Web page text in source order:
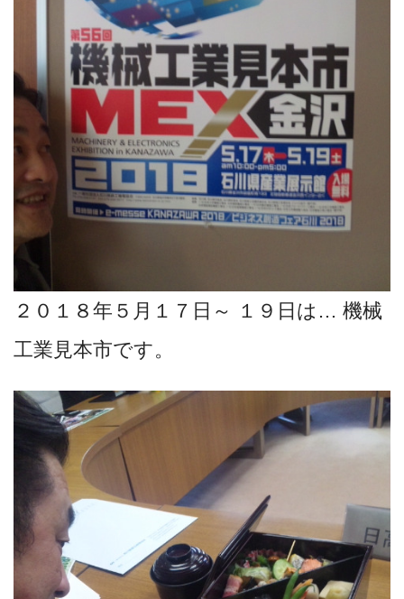
２０１８年５月１７日～ １９日は… 機械
工業見本市です。